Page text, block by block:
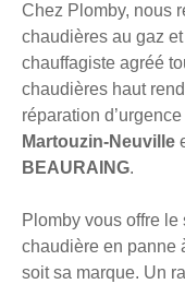
Chez Plomby, nous
chaudières au gaz
chauffagiste agréé
chaudières haut
réparation
Martouzin-Neuville
BEAURAING.
Plomby vous offre
chaudière en panne
soit sa marque. Un